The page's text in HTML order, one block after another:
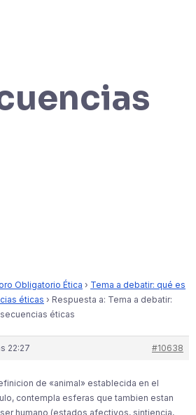
Obligatorio Ética › Tema a debatir: qué es
éticas › Respuesta a: Tema a debatir:
éticas
22:27
#10638
de «animal» establecida en el
contempla esferas que tambien estan
humano (estados afectivos, sintiencia,